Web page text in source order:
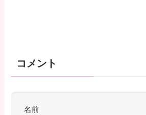
コメント
名前